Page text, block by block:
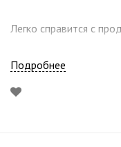
Легко справится с
Рекомендованные
Подробнее